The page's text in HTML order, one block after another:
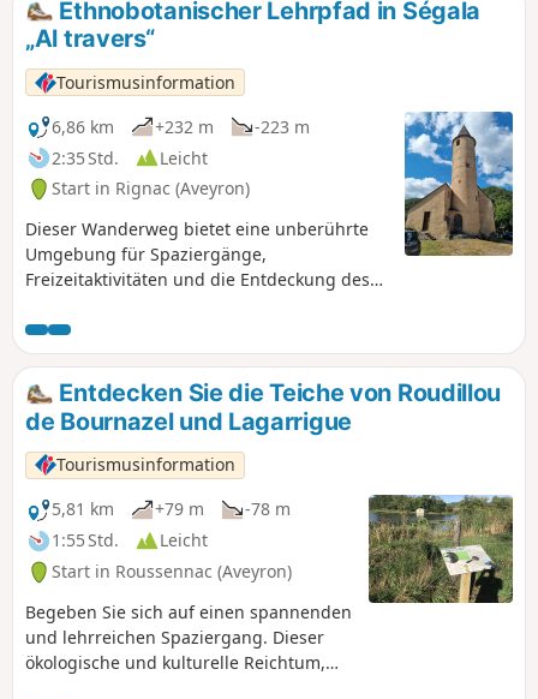
Ethnobotanischer Lehrpfad in Ségala
„Al travers“
Tourismusinformation
6,86 km
+232 m
-223 m
2:35 Std.
Leicht
Start in Rignac (Aveyron)
Dieser Wanderweg bietet eine unberührte
Umgebung für Spaziergänge,
Freizeitaktivitäten und die Entdeckung des
Jahr über auf eigene Verantwortung und
ohne Führung begangen werden. Zahlreiche
Schilder säumen den Weg, um Ihnen den
Besuch zu erleichtern. Das Conservatoire du
Châtaignier bietet zudem geführte Touren
auf diesem Weg an (praktische
Informationen).
Entdecken Sie die Teiche von Roudillou
de Bournazel und Lagarrigue
Tourismusinformation
5,81 km
+79 m
-78 m
1:55 Std.
Leicht
Start in Roussennac (Aveyron)
Begeben Sie sich auf einen spannenden
und lehrreichen Spaziergang. Dieser
ökologische und kulturelle Reichtum,